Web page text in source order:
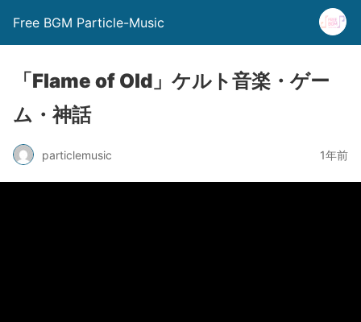
Free BGM Particle-Music
「Flame of Old」ケルト音楽・ゲー
ム・神話
particlemusic 1年前